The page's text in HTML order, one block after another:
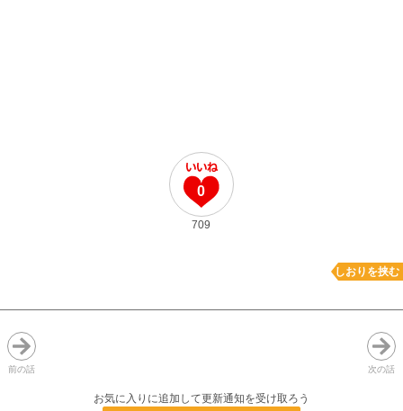
0
709
しおりを挟む
前の話 次の話
お気に入りに追加して更新通知を受け取ろう